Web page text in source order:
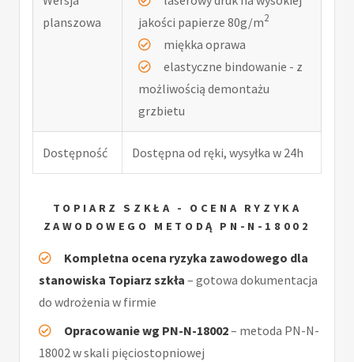
planszowa
jakości papierze 80g/m2
miękka oprawa
elastyczne bindowanie - z
możliwością demontażu
grzbietu
Dostępność Dostępna od ręki, wysyłka w 24h
TOPIARZ SZKŁA - OCENA RYZYKA
ZAWODOWEGO METODĄ PN-N-18002
Kompletna ocena ryzyka zawodowego dla
stanowiska Topiarz szkła – gotowa dokumentacja
do wdrożenia w firmie
Opracowanie wg PN-N-18002– metoda PN-N-
18002 w skali pięciostopniowej